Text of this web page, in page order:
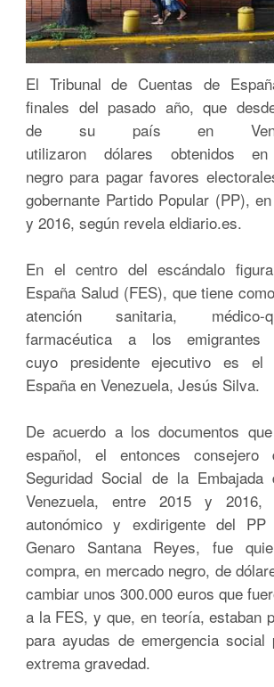
El Tribunal de Cuentas de
finales del pasado año, que
de su país en
utilizaron dólares obtenidos
negro para pagar favores
gobernante Partido Popular (PP),
y 2016, según revela eldiario.es.
En el centro del escándalo
España Salud (FES), que tiene
atención sanitaria, médico-
farmacéutica a los emigrantes
cuyo presidente ejecutivo es el
España en Venezuela, Jesús Silva.
De acuerdo a los documentos
español, el entonces
Seguridad Social de la Embajada
Venezuela, entre 2015 y 2016,
autonómico y exdirigente del
Genaro Santana Reyes, fue
compra, en mercado negro, de
cambiar unos 300.000 euros que
a la FES, y que, en teoría, estaban
para ayudas de emergencia
extrema gravedad.